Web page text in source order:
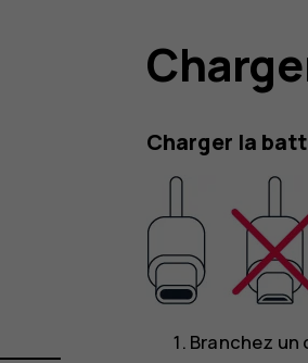
Charger la
Branchez un